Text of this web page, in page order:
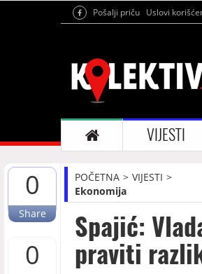
Pošalji priču Uslovi
VIJESTI
0
Share
0
POČETNA
VIJESTI
Ekonomija
Spajić:
praviti